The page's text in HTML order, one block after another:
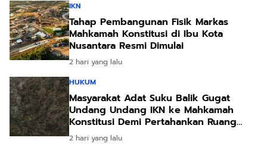
IKN
Tahap Pembangunan Fisik Markas
Mahkamah Konstitusi di Ibu Kota
Nusantara Resmi Dimulai
2 hari yang lalu
HUKUM
Masyarakat Adat Suku Balik Gugat
Undang Undang IKN ke Mahkamah
Konstitusi Demi Pertahankan Ruang
Hidup Leluhur
2 hari yang lalu